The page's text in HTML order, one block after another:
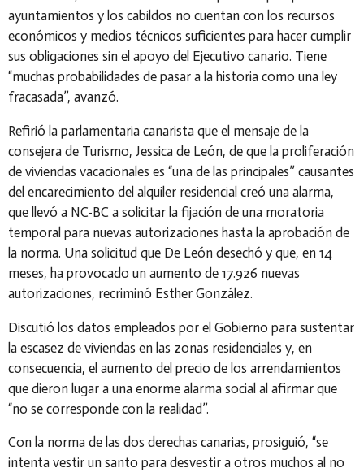
ayuntamientos y los cabildos no cuentan con los recursos
económicos y medios técnicos suficientes para hacer cumplir
sus obligaciones sin el apoyo del Ejecutivo canario. Tiene
“muchas probabilidades de pasar a la historia como una ley
fracasada”, avanzó.
Refirió la parlamentaria canarista que el mensaje de la
consejera de Turismo, Jessica de León, de que la proliferación
de viviendas vacacionales es “una de las principales” causantes
del encarecimiento del alquiler residencial creó una alarma,
que llevó a NC-BC a solicitar la fijación de una moratoria
temporal para nuevas autorizaciones hasta la aprobación de
la norma. Una solicitud que De León desechó y que, en 14
meses, ha provocado un aumento de 17.926 nuevas
autorizaciones, recriminó Esther González.
Discutió los datos empleados por el Gobierno para sustentar
la escasez de viviendas en las zonas residenciales y, en
consecuencia, el aumento del precio de los arrendamientos
que dieron lugar a una enorme alarma social al afirmar que
“no se corresponde con la realidad”.
Con la norma de las dos derechas canarias, prosiguió, “se
intenta vestir un santo para desvestir a otros muchos al no